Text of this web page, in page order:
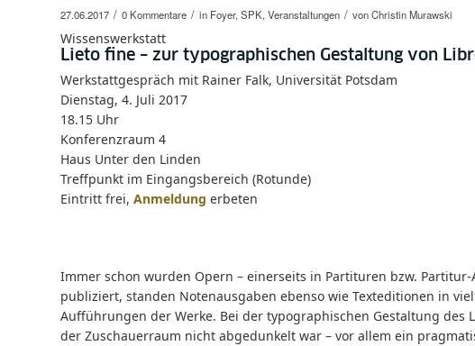
27.06.2017 / 0 Kommentare / in Foyer, SPK, Veranstaltungen / vonChristin Murawski
Wissenswerkstatt
Lieto fine – zur typographischen Gestaltung von
Werkstattgespräch mit Rainer Falk, Universität Potsdam
Dienstag, 4. Juli 2017
18.15 Uhr
Konferenzraum 4
Haus Unter den Linden
Treffpunkt im Eingangsbereich (Rotunde)
Eintritt frei, Anmeldung erbeten
Immer schon wurden Opern – einerseits in Partituren bzw.
publiziert, standen Notenausgaben ebenso wie Texteditionen in
Aufführungen der Werke. Bei der typographischen Gestaltung des
der Zuschauerraum nicht abgedunkelt war – vor allem ein